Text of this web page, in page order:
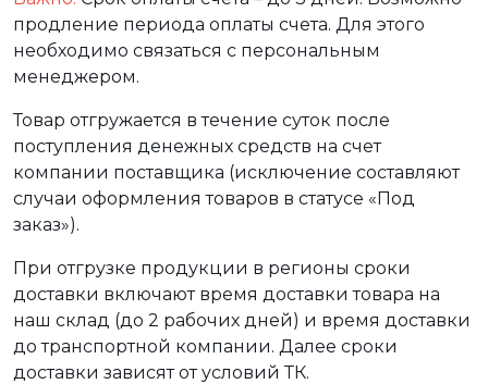
продление периода оплаты счета. Для этого
необходимо связаться с персональным
менеджером.
Товар отгружается в течение суток после
поступления денежных средств на счет
компании поставщика (исключение составляют
случаи оформления товаров в статусе «Под
заказ»).
При отгрузке продукции в регионы сроки
доставки включают время доставки товара на
наш склад (до 2 рабочих дней) и время доставки
до транспортной компании. Далее сроки
доставки зависят от условий ТК.